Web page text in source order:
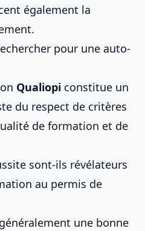
également la
pour une auto-
Qualiopi constitue un
du respect de critères
de formation et de
sont-ils révélateurs
au permis de
une bonne